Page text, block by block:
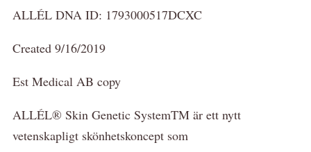
ALLÉL DNA ID: 1793000517DCXC
Created 9/16/2019
Est Medical AB copy
ALLÉL® Skin Genetic SystemTM är ett nytt
vetenskapligt skönhetskoncept som